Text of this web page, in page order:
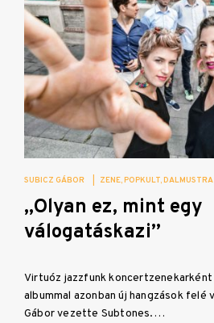
SUBICZ GÁBOR ZENE POPKULT DALMUSTRA
„Olyan ez, mint egy
válogatáskazi”
Virtuóz jazzfunk
albummal azonban új hangzások felé
Gábor vezette Subtones.…